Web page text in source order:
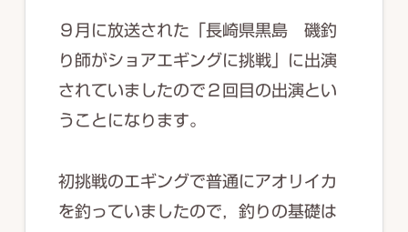
９月に放送された「長崎県黒島 磯釣
り師がショアエギングに挑戦」に出演
されていましたので２回目の出演とい
うことになります。
初挑戦のエギングで普通にアオリイカ
を釣っていましたので，釣りの基礎は